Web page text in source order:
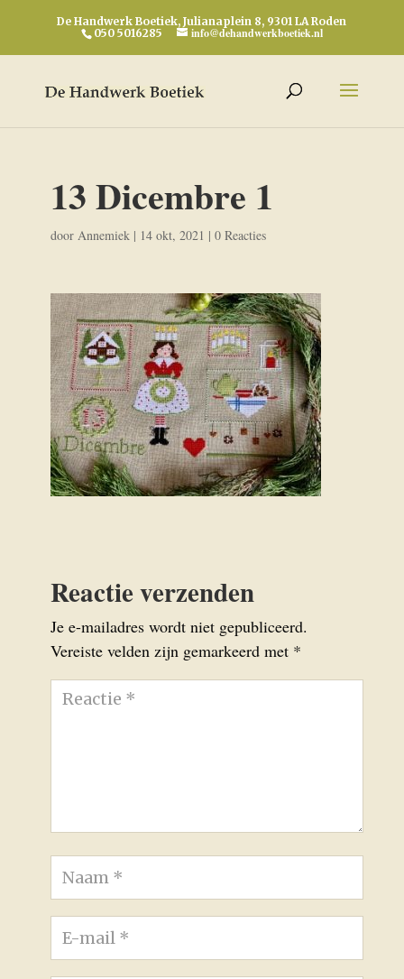
De Handwerk Boetiek, Julianaplein 8, 9301 LA Roden
050 5016285
info@dehandwerkboetiek.nl
13 Dicembre 1
door Annemiek| 14 okt, 2021 | 0 Reacties
Reactie verzenden
Je e-mailadres wordt niet gepubliceerd.
Vereiste velden zijn gemarkeerd met *